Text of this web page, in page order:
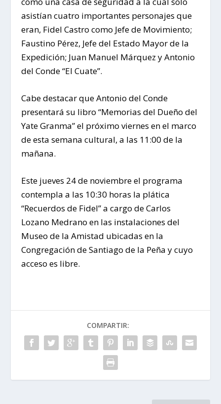
asistían cuatro importantes personajes que
eran, Fidel Castro como Jefe de Movimiento;
Faustino Pérez, Jefe del Estado Mayor de la
Expedición; Juan Manuel Márquez y Antonio
del Conde “El Cuate”.
Cabe destacar que Antonio del Conde
presentará su libro “Memorias del Dueño del
Yate Granma” el próximo viernes en el marco
de esta semana cultural, a las 11:00 de la
mañana.
Este jueves 24 de noviembre el programa
contempla a las 10:30 horas la plática
“Recuerdos de Fidel” a cargo de Carlos
Lozano Medrano en las instalaciones del
Museo de la Amistad ubicadas en la
Congregación de Santiago de la Peña y cuyo
acceso es libre.
COMPARTIR: